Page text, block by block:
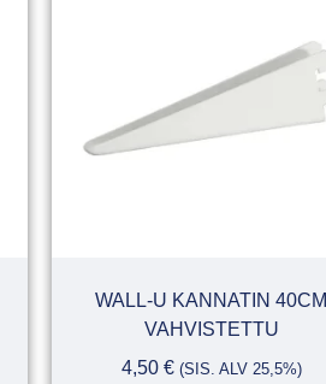
WALL-U KANNATIN 40CM
VAHVISTETTU
4,50 € (SIS. ALV 25,5%)